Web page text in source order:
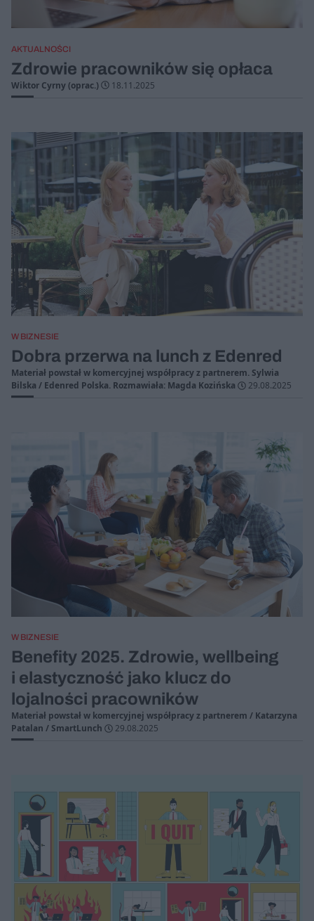
AKTUALNOŚCI
Zdrowie pracowników się opłaca
Wiktor Cyrny (oprac.) 18.11.2025
W BIZNESIE
Dobra przerwa na lunch z Edenred
Materiał powstał w komercyjnej współpracy z partnerem. Sylwia
Bilska / Edenred Polska. Rozmawiała: Magda Kozińska
29.08.2025
W BIZNESIE
Benefity 2025. Zdrowie, wellbeing
i elastyczność jako klucz do
lojalności pracowników
Materiał powstał w komercyjnej współpracy z partnerem / Katarzyna
Patalan / SmartLunch
29.08.2025